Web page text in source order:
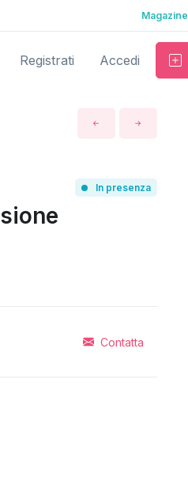
Magazine
Registrati Accedi
In presenza
Contatta